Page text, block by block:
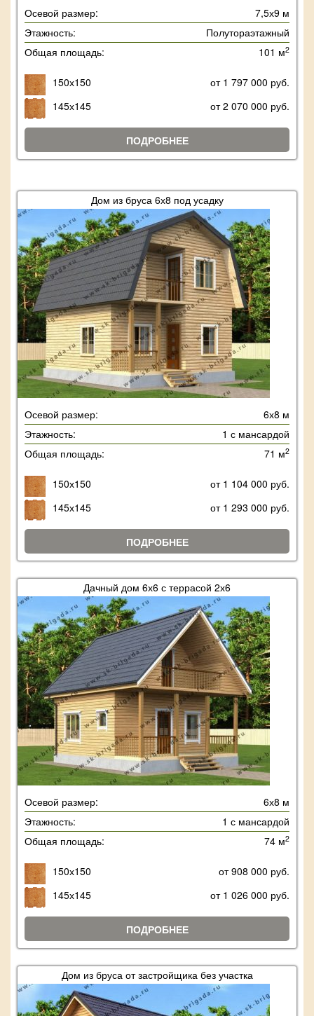
Осевой размер:
7,5х9 м
Этажность:
Полутораэтажный
Общая площадь:
101 м2
150х150
от 1 797 000 руб.
145х145
от 2 070 000 руб.
ПОДРОБНЕЕ
Дом из бруса 6х8 под усадку
Осевой размер:
6х8 м
Этажность:
1 с мансардой
Общая площадь:
71 м2
150х150
от 1 104 000 руб.
145х145
от 1 293 000 руб.
ПОДРОБНЕЕ
Дачный дом 6х6 с террасой 2х6
Осевой размер:
6х8 м
Этажность:
1 с мансардой
Общая площадь:
74 м2
150х150
от 908 000 руб.
145х145
от 1 026 000 руб.
ПОДРОБНЕЕ
Дом из бруса от застройщика без участка